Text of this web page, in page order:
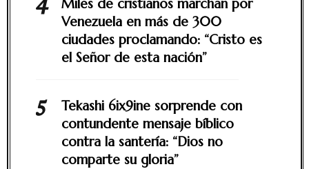
Miles de cristianos marchan por
Venezuela en más de 300
ciudades proclamando: “Cristo es
el Señor de esta nación”
Tekashi 6ix9ine sorprende con
contundente mensaje bíblico
contra la santería: “Dios no
comparte su gloria”